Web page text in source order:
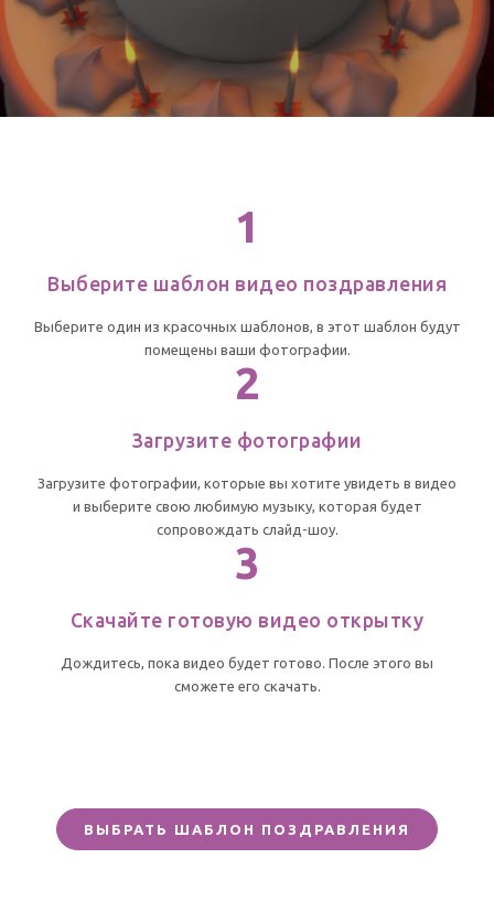
1
Выберите шаблон видео поздравления
Выберите один из красочных шаблонов, в этот шаблон будут
помещены ваши фотографии.
2
Загрузите фотографии
Загрузите фотографии, которые вы хотите увидеть в видео
и выберите свою любимую музыку, которая будет
сопровождать слайд-шоу.
3
Скачайте готовую видео открытку
Дождитесь, пока видео будет готово. После этого вы
сможете его скачать.
ВЫБРАТЬ ШАБЛОН ПОЗДРАВЛЕНИЯ